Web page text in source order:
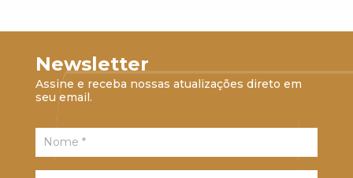
Newsletter
Assine e receba nossas atualizações direto em
seu email.